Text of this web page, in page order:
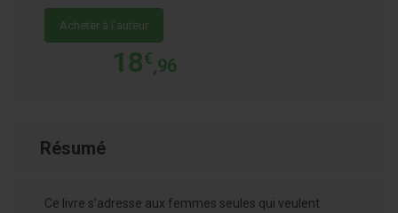
Acheter à l’auteur
18€,96
Résumé
Ce livre s’adresse aux femmes seules qui veulent